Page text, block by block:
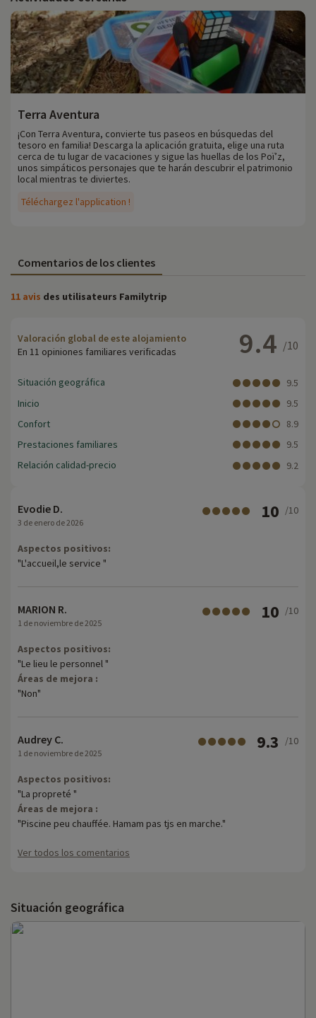
Terra Aventura
Téléchargez l'application !
¡Con Terra Aventura, convierte tus paseos en búsquedas del
tesoro en familia! Descarga la aplicación gratuita, elige una ruta
cerca de tu lugar de vacaciones y sigue las huellas de los Poï’z,
unos simpáticos personajes que te harán descubrir el patrimonio
local mientras te diviertes.
Comentarios de los clientes
11 avis des utilisateurs Familytrip
Valoración global de este alojamiento
En 11 opiniones familiares verificadas
9.4 /10
Situación geográfica
9.5
Inicio
9.5
Confort
8.9
Prestaciones familiares
9.5
Relación calidad-precio
9.2
Evodie D.
3 de enero de 2026
10 /10
Aspectos positivos:
"L'accueil,le service "
MARION R.
1 de noviembre de 2025
10 /10
Aspectos positivos:
"Le lieu le personnel "
Áreas de mejora :
"Non"
Audrey C.
1 de noviembre de 2025
9.3 /10
Aspectos positivos:
"La propreté "
Áreas de mejora :
"Piscine peu chauffée. Hamam pas tjs en marche."
Ver todos los comentarios
Situación geográfica